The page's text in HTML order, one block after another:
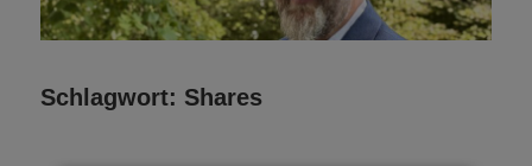
Schlagwort: Shares